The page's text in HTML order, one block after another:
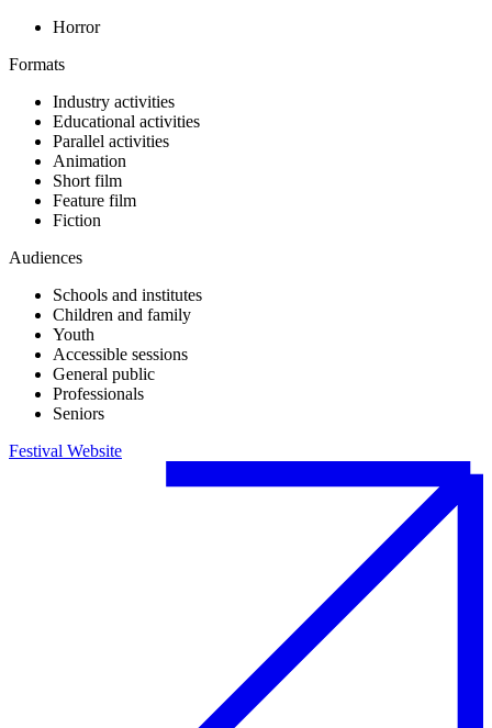
Horror
Formats
Industry activities
Educational activities
Parallel activities
Animation
Short film
Feature film
Fiction
Audiences
Schools and institutes
Children and family
Youth
Accessible sessions
General public
Professionals
Seniors
Festival Website